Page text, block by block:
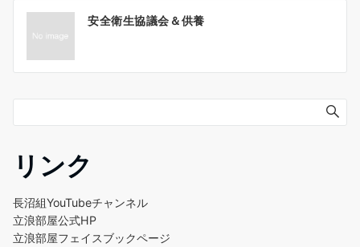
シ
ン
安全衛生協議会＆供養
リンク
長沼組YouTubeチャンネル
立浪部屋公式HP
立浪部屋フェイスブックページ